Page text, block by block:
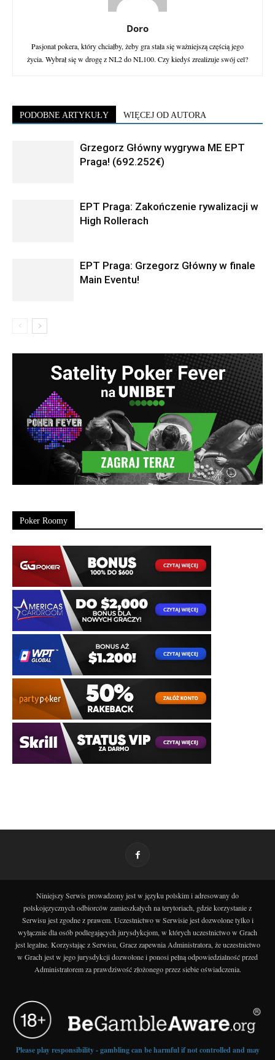
Doro
Pasjonat pokera, który chciałby, żeby gra stała się ważniejszą częścią jego
życia. Wybrał się w drogę z NL2 do NL100. Czy kiedyś zrealizuje swój cel?
PODOBNE ARTYKUŁY WIĘCEJ OD AUTORA
Grzegorz Główny wygrywa ME EPT
Praga! (692.252€)
EPT Praga: Zakończenie rywalizacji w
High Rollerach
EPT Praga: Grzegorz Główny w finale
Main Eventu!
Poker Roomy
Niniejszy Serwis prowadzony jest w języku polskim i adresowany do
polskojęzycznych odbiorców zamieszkałych na terytoriach, gdzie korzystanie z
Serwisu jest zgodne z prawem. Uczestnictwo w Serwisie jest dozwolone tylko i
wyłącznie dla osób podlegających jurysdykcjom, w których uczestnictwo w Grach
jest legalne. Korzystając z Serwisu, Gracz zapewnia Administratora, że uczestnictwo
w Grach jest w jego jurysdykcji dozwolone i ponosi pełną odpowiedzialność przed
Administratorem za prawdziwość złożonego przez siebie oświadczenia.
Please play responsibility - gambling can be harmful if not controlled and may